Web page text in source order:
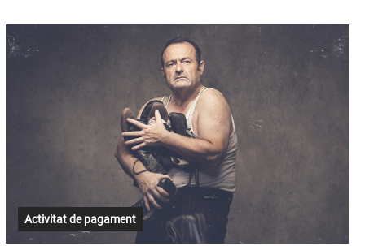
Activitat de pagament